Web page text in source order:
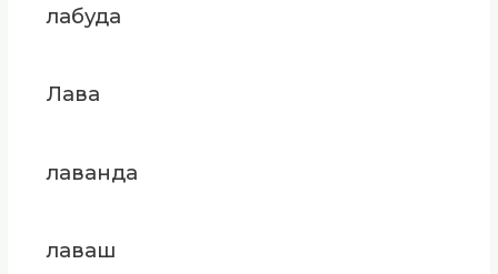
лабуда
Лава
лаванда
лаваш